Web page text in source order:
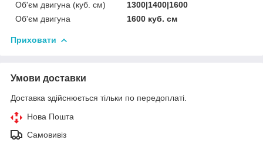
Об'єм двигуна (куб. см)
1300|1400|1600
Об'єм двигуна
1600 куб. cм
Приховати
Умови доставки
Доставка здійснюється тільки по передоплаті.
Нова Пошта
Самовивіз